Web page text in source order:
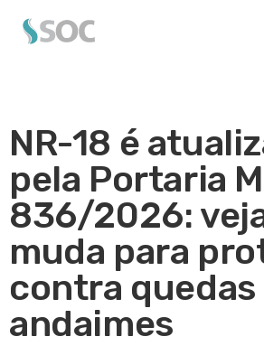
NR-18 é
pela Portaria
836/2026:
muda para
contra quedas
andaimes